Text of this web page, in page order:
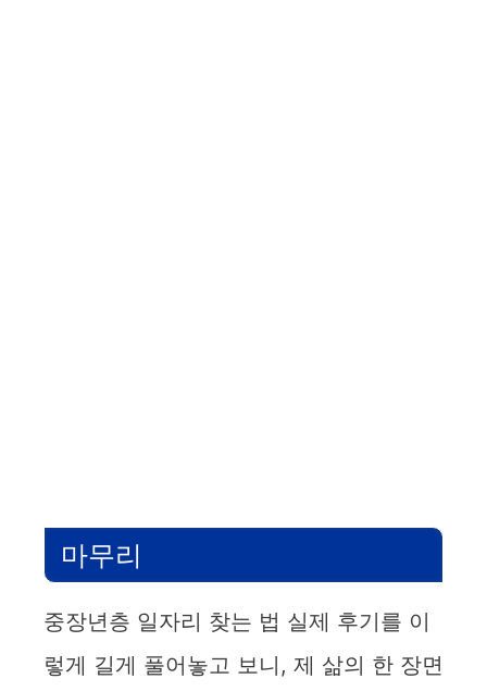
마무리
중장년층 일자리 찾는 법 실제 후기를 이
렇게 길게 풀어놓고 보니, 제 삶의 한 장면